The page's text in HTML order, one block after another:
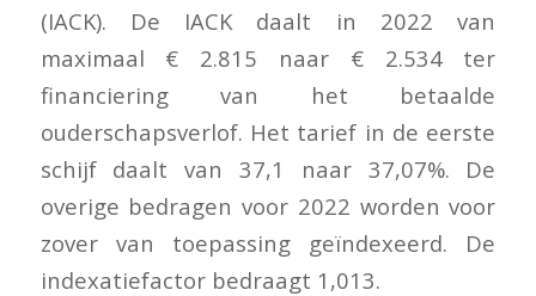
(IACK). De IACK daalt in 2022 van
maximaal € 2.815 naar € 2.534 ter
financiering van het betaalde
ouderschapsverlof. Het tarief in de eerste
schijf daalt van 37,1 naar 37,07%. De
overige bedragen voor 2022 worden voor
zover van toepassing geïndexeerd. De
indexatiefactor bedraagt 1,013.